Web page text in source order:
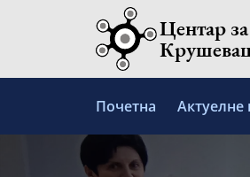
Центар
Почетна Актуелне